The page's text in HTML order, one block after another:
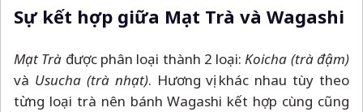
Sự kết hợp giữa Mạt Trà và Wagashi
Mạt Trà được phân loại thành 2 loại:Koicha (trà đậm)
và Usucha (trà nhạt). Hương vị khác nhau tùy theo
từng loại trà nên bánh Wagashi kết hợp cùng cũng